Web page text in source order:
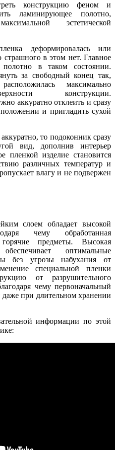
конструкцию феном и
ламинирующее полотно,
эстетической
деформировалась или
страшного в этом нет. Главное
в таком состоянии.
за свободный конец так,
максимально
конструкции.
аккуратно отклеить и сразу
и пригладить сухой
то подоконник сразу
вид, дополнив интерьер
пленкой изделие становится
различных температур и
влагу и не подвержен
слоем обладает высокой
чему обработанная
предметы. Высокая
оптимальные
без угрозы набухания от
специальной пленки
от разрушительного
чему первоначальный
даже при длительном хранении
информации по этой